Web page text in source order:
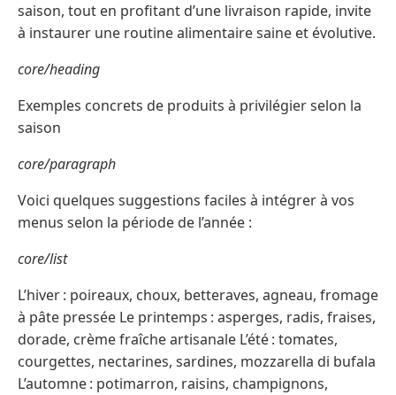
saison, tout en profitant d’une livraison rapide, invite
à instaurer une routine alimentaire saine et évolutive.
core/heading
Exemples concrets de produits à privilégier selon la
saison
core/paragraph
Voici quelques suggestions faciles à intégrer à vos
menus selon la période de l’année :
core/list
L’hiver : poireaux, choux, betteraves, agneau, fromage
à pâte pressée Le printemps : asperges, radis, fraises,
dorade, crème fraîche artisanale L’été : tomates,
courgettes, nectarines, sardines, mozzarella di bufala
L’automne : potimarron, raisins, champignons,